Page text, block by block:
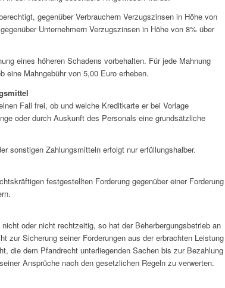
gegenüber Verbrauchern Verzugszinsen in Höhe von
Unternehmern Verzugszinsen in Höhe von 8% über
eines höheren Schadens vorbehalten. Für jede Mahnung
eine Mahngebühr von 5,00 Euro erheben.
Fall frei, ob und welche Kreditkarte er bei Vorlage
oder durch Auskunft des Personals eine grundsätzliche
sonstigen Zahlungsmitteln erfolgt nur erfüllungshalber.
festgestellten Forderung gegenüber einer Forderung
oder nicht rechtzeitig, so hat der Beherbergungsbetrieb an
zur Sicherung seiner Forderungen aus der erbrachten Leistung
die dem Pfandrecht unterliegenden Sachen bis zur Bezahlung
Ansprüche nach den gesetzlichen Regeln zu verwerten.